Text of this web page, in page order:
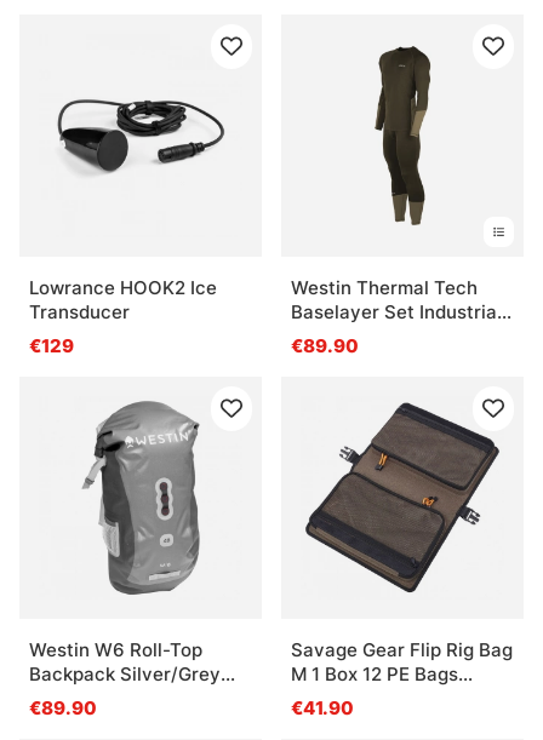
Lowrance HOOK2 Ice
Transducer
€129
Westin Thermal Tech
Baselayer Set Industrial
Green
€89.90
Westin W6 Roll-Top
Backpack Silver/Grey
40L
€89.90
Savage Gear Flip Rig Bag
M 1 Box 12 PE Bags
30x20x10cm 6L
€41.90